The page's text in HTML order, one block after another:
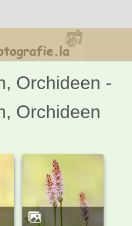
Orchideen -
Orchideen